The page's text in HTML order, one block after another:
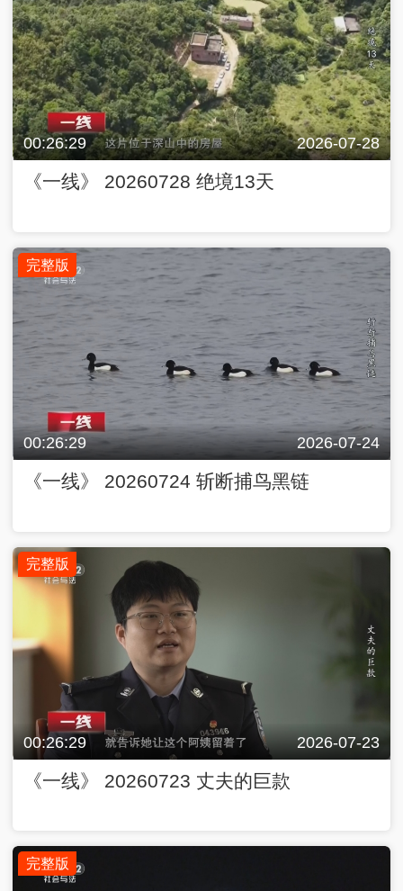
00:26:29 2026-07-28
《一线》 20260728 绝境13天
完整版
00:26:29 2026-07-24
《一线》 20260724 斩断捕鸟黑链
完整版
00:26:29 2026-07-23
《一线》 20260723 丈夫的巨款
完整版